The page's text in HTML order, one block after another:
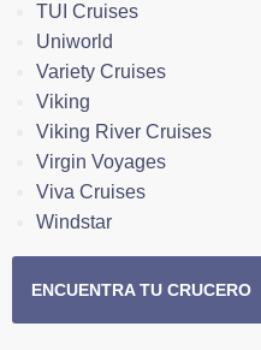
TUI Cruises
Uniworld
Variety Cruises
Viking
Viking River Cruises
Virgin Voyages
Viva Cruises
Windstar
ENCUENTRA TU CRUCERO